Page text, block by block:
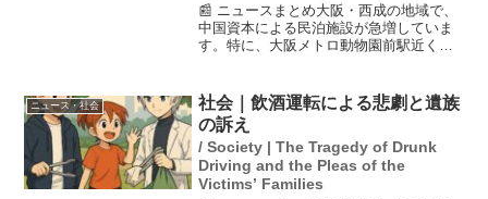
📰 ニュースまとめ大阪・西成の地域で、
中国資本による民泊施設が急増していま
す。特に、大阪メトロ動物園前駅近くに
をもたらしています。以前は日雇い労働
者向けの宿泊所が多かっ...
ニュース・社会
社会｜飲酒運転による悲劇と遺族
の訴え
/ Society | The Tragedy of Drunk
Driving and the Pleas of the
Victims’ Families